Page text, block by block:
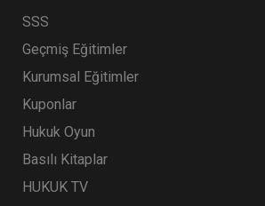
SSS
Geçmiş Eğitimler
Kurumsal Eğitimler
Kuponlar
Hukuk Oyun
Basılı Kitaplar
HUKUK TV